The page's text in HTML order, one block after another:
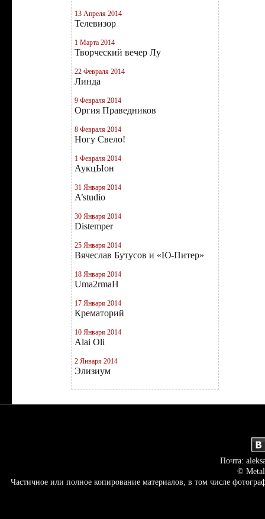
13 Апреля 2014
Телевизор
1 Марта 2014
Творческий вечер Лу
22 Февраля 2014
Линда
9 Февраля 2014
Оргия Праведников
8 Февраля 2014
Ногу Свело!
1 Февраля 2014
АукцЫон
31 Января 2014
A’studio
30 Января 2014
Distemper
25 Января 2014
Вячеслав Бутусов и «Ю-Питер»
18 Января 2014
Uma2rmaН
17 Января 2014
Крематорий
10 Января 2014
Alai Oli
2 Января 2014
Элизиум
Почта:
©
Частичное или полное копирование материалов, в том числе